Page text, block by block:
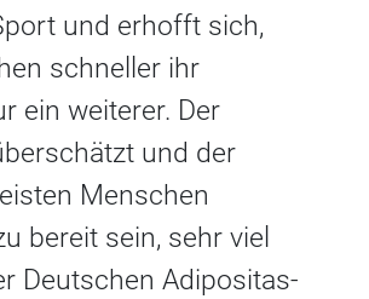
und erhofft sich,
schneller ihr
ein weiterer. Der
und der
Menschen
bereit sein, sehr viel
Deutschen Adipositas-